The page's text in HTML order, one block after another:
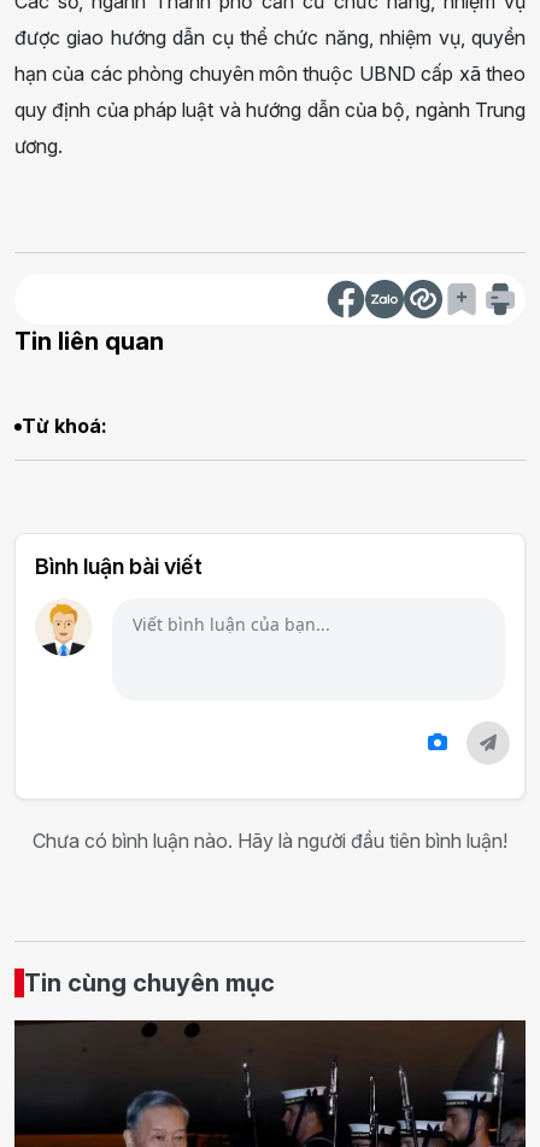
được giao hướng dẫn cụ thể chức năng, nhiệm vụ, quyền
hạn của các phòng chuyên môn thuộc UBND cấp xã theo
quy định của pháp luật và hướng dẫn của bộ, ngành Trung
ương.
Tin liên quan
Từ khoá:
Bình luận bài viết
Chưa có bình luận nào. Hãy là người đầu tiên bình luận!
Tin cùng chuyên mục